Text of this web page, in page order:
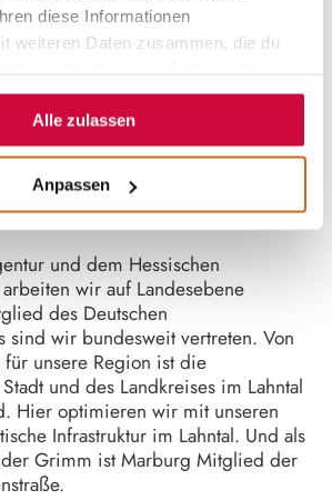
diese Informationen
weiteren Daten zusammen, die du
gesammelt haben.
Alle zulassen
Anpassen
Stadt und Land Tourismus GmbH
die Destination mit der
Städten und Gemeinden, den
und Leistungsträger*innen aus
wir unser touristisches Angebot
unsere Gäste.
und dem Hessischen
wir auf Landesebene
des Deutschen
sind wir bundesweit vertreten. Von
unsere Region ist die
und des Landkreises im Lahntal
Hier optimieren wir mit unseren
Infrastruktur im Lahntal. Und als
Grimm ist Marburg Mitglied der